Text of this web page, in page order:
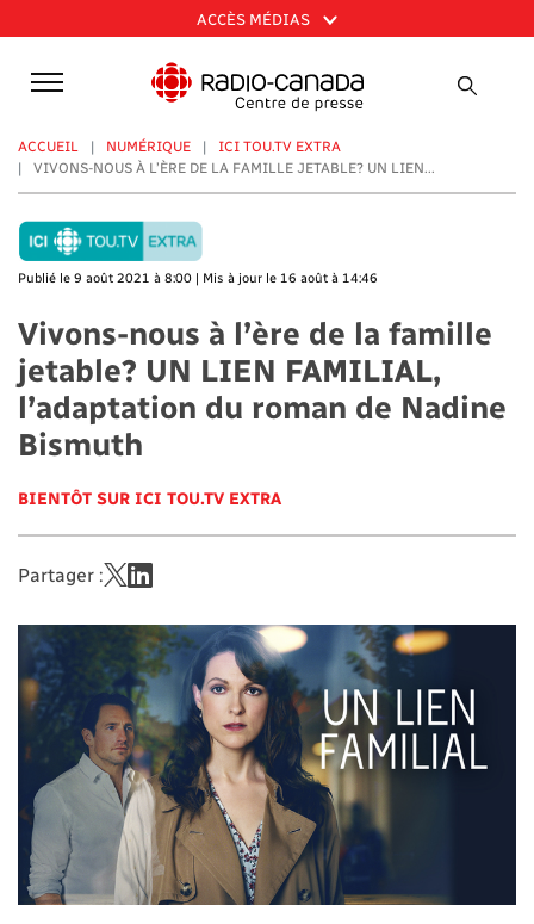
au
contenu
principal
ACCÈS MÉDIAS
ACCUEIL NUMÉRIQUE
ICI TOU.TV EXTRA
VIVONS-NOUS À L’ÈRE DE LA FAMILLE JETABLE? UN LIEN...
Publié le 9 août 2021 à 8:00 | Mis à jour le 16 août à 14:46
Vivons-nous à l’ère de la famille
jetable? UN LIEN FAMILIAL,
l’adaptation du roman de Nadine
Bismuth
BIENTÔT SUR ICI TOU.TV EXTRA
Partager :